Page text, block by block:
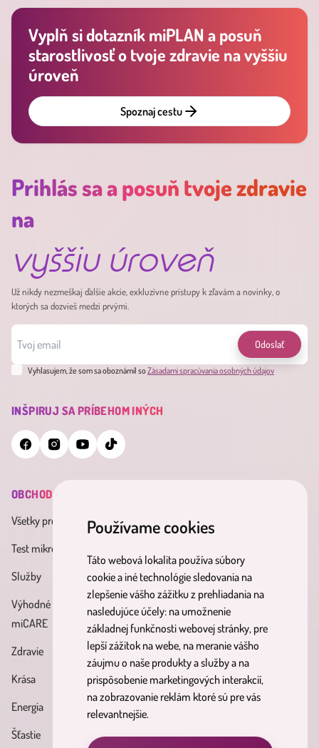
Používame cookies
Táto webová lokalita používa súbory
cookie a iné technológie sledovania na
zlepšenie vášho zážitku z prehliadania na
nasledujúce účely: na umožnenie
základnej funkčnosti webovej stránky, pre
lepší zážitok na webe, na meranie vášho
záujmu o naše produkty a služby a na
prispôsobenie marketingových interakcií,
na zobrazovanie reklám ktoré sú pre vás
relevantnejšie.
Vyplň si dotazník miPLAN a posuň
starostlivosť o tvoje zdravie na vyššiu
úroveň
Spoznaj cestu
Prihlás sa a posuň tvoje zdravie
na
vyššiu úroveň
Už nikdy nezmeškaj ďalšie akcie, exkluzívne prístupy k zľavám a novinky, o
ktorých sa dozvieš medzi prvými.
Odoslať
Vyhlasujem, že som sa oboznámil soZásadami spracúvania osobných údajov
INŠPIRUJ SA PRÍBEHOM INÝCH
OBCHOD
Všetky produkty
Test mikrobiómu
Služby
Výhodné balíky
miCARE
Zdravie
Krása
Energia
Šťastie
Všeobecné obchodné
Zásady spracúvania osobných
údajov
Reklamačný poriadok
Poučenie o právach
dotknutých osôb
Formulár na odstúpenie od
zmluvy
Účinné látky
Partnerský
program